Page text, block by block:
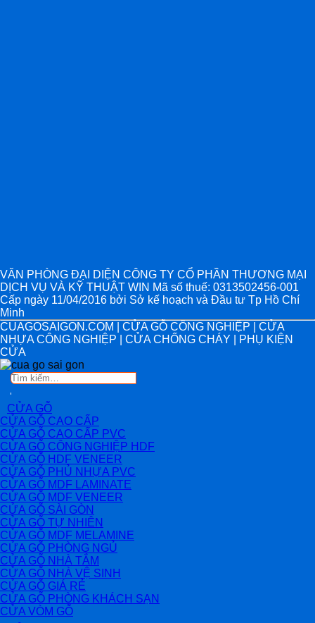
VĂN PHÒNG ĐẠI DIỆN CÔNG TY CỔ PHẦN THƯƠNG MẠI
DỊCH VỤ VÀ KỸ THUẬT WIN Mã số thuế: 0313502456-001
Cấp ngày 11/04/2016 bởi Sở kế hoạch và Đầu tư Tp Hồ Chí
Minh
CUAGOSAIGON.COM | CỬA GỖ CÔNG NGHIỆP | CỬA
NHỰA CÔNG NGHIỆP | CỬA CHỐNG CHÁY | PHỤ KIỆN
CỬA
Tìm
CỬA GỖ
CỬA GỖ CAO CẤP
CỬA GỖ CAO CẤP PVC
CỬA GỖ CÔNG NGHIỆP HDF
CỬA GỖ HDF VENEER
CỬA GỖ PHỦ NHỰA PVC
CỬA GỖ MDF LAMINATE
CỬA GỖ MDF VENEER
CỬA GỖ SÀI GÒN
CỬA GỖ TỰ NHIÊN
CỬA GỖ MDF MELAMINE
CỬA GỖ PHÒNG NGỦ
CỬA GỖ NHÀ TẮM
CỬA GỖ NHÀ VỆ SINH
CỬA GỖ GIÁ RẺ
CỬA GỖ PHÒNG KHÁCH SẠN
CỬA VÒM GỖ